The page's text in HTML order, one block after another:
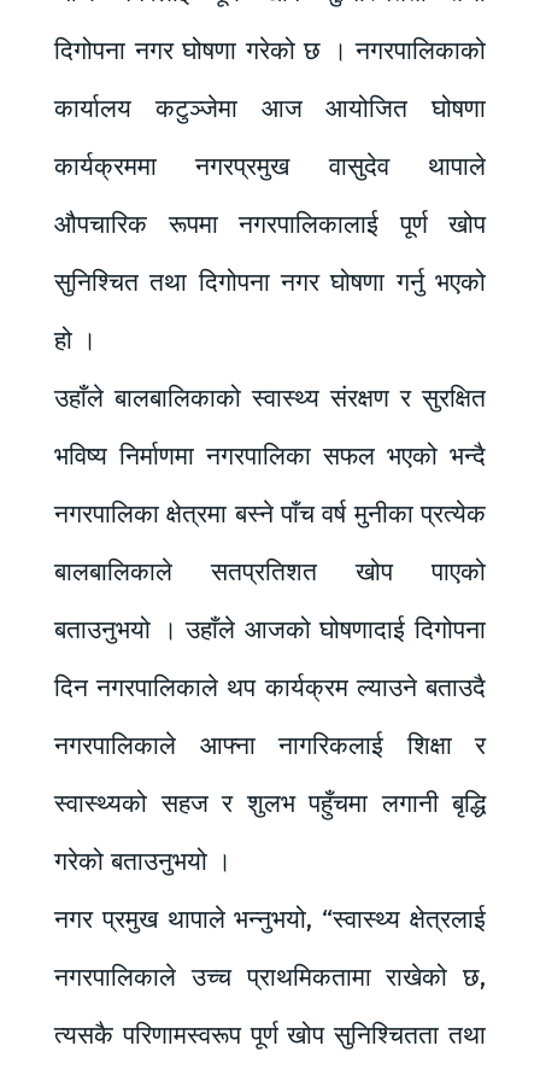
दिगोपना नगर घोषणा गरेको छ । नगरपालिकाको
कार्यालय कटुञ्जेमा आज आयोजित घोषणा
कार्यक्रममा नगरप्रमुख वासुदेव थापाले
औपचारिक रूपमा नगरपालिकालाई पूर्ण खोप
सुनिश्चित तथा दिगोपना नगर घोषणा गर्नु भएको
हो ।
उहाँले बालबालिकाको स्वास्थ्य संरक्षण र सुरक्षित
भविष्य निर्माणमा नगरपालिका सफल भएको भन्दै
नगरपालिका क्षेत्रमा बस्ने पाँच वर्ष मुनीका प्रत्येक
बालबालिकाले सतप्रतिशत खोप पाएको
बताउनुभयो । उहाँले आजको घोषणादाई दिगोपना
दिन नगरपालिकाले थप कार्यक्रम ल्याउने बताउदै
नगरपालिकाले आफ्ना नागरिकलाई शिक्षा र
स्वास्थ्यको सहज र शुलभ पहुँचमा लगानी बृद्धि
गरेको बताउनुभयो ।
नगर प्रमुख थापाले भन्नुभयो, “स्वास्थ्य क्षेत्रलाई
नगरपालिकाले उच्च प्राथमिकतामा राखेको छ,
त्यसकै परिणामस्वरूप पूर्ण खोप सुनिश्चितता तथा